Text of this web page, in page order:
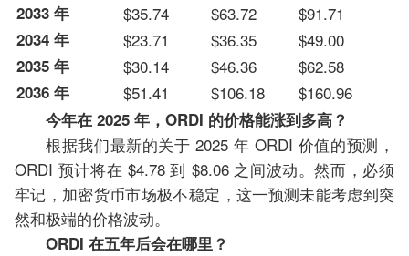
2033 年 $35.74 $63.72 $91.71
2034 年 $23.71 $36.35 $49.00
2035 年 $30.14 $46.36 $62.58
2036 年 $51.41 $106.18 $160.96
今年在 2025 年，ORDI 的价格能涨到多高？
根据我们最新的关于 2025 年 ORDI 价值的预测，
ORDI 预计将在 $4.78 到 $8.06 之间波动。然而，必须
牢记，加密货币市场极不稳定，这一预测未能考虑到突
然和极端的价格波动。
ORDI 在五年后会在哪里？